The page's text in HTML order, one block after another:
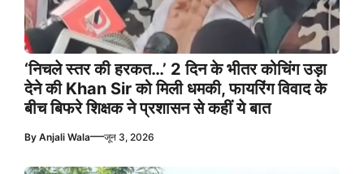
‘निचले स्तर की हरकत…’ 2 दिन के भीतर कोचिंग उड़ा
देने की Khan Sir को मिली धमकी, फायरिंग विवाद के
बीच बिफरे शिक्षक ने प्रशासन से कहीं ये बात
By Anjali Wala—जून 3, 2026